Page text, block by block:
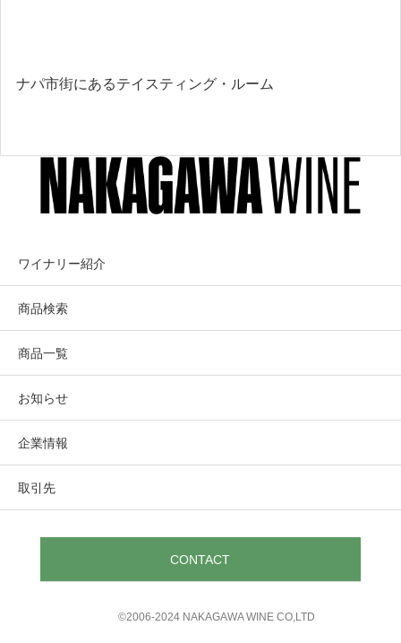
ナパ市街にあるテイスティング・ルーム
ワイナリー紹介
商品検索
商品一覧
お知らせ
企業情報
取引先
CONTACT
©︎2006-2024 NAKAGAWA WINE CO,LTD